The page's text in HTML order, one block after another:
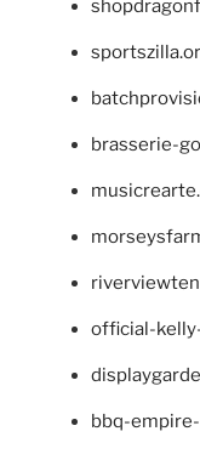
brasserie-
official-
bbq-